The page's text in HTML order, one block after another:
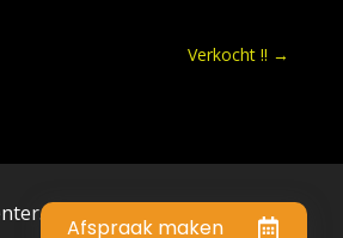
Afspraak maken
Verkocht !! →
© 2023 . All rights